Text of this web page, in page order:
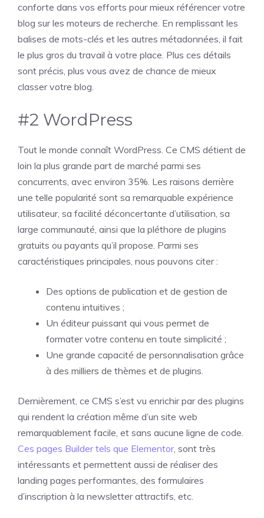
conforte dans vos efforts pour mieux référencer votre
blog sur les moteurs de recherche. En remplissant les
balises de mots-clés et les autres métadonnées, il fait
le plus gros du travail à votre place. Plus ces détails
sont précis, plus vous avez de chance de mieux
classer votre blog.
#2 WordPress
Tout le monde connaît WordPress. Ce CMS détient de
loin la plus grande part de marché parmi ses
concurrents, avec environ 35%. Les raisons derrière
une telle popularité sont sa remarquable expérience
utilisateur, sa facilité déconcertante d’utilisation, sa
large communauté, ainsi que la pléthore de plugins
gratuits ou payants qu’il propose. Parmi ses
caractéristiques principales, nous pouvons citer :
Des options de publication et de gestion de
contenu intuitives ;
Un éditeur puissant qui vous permet de
formater votre contenu en toute simplicité ;
Une grande capacité de personnalisation grâce
à des milliers de thèmes et de plugins.
Dernièrement, ce CMS s’est vu enrichir par des plugins
qui rendent la création même d’un site web
remarquablement facile, et sans aucune ligne de code.
Ces pages Builder tels que Elementor, sont très
intéressants et permettent aussi de réaliser des
landing pages performantes, des formulaires
d’inscription à la newsletter attractifs, etc.